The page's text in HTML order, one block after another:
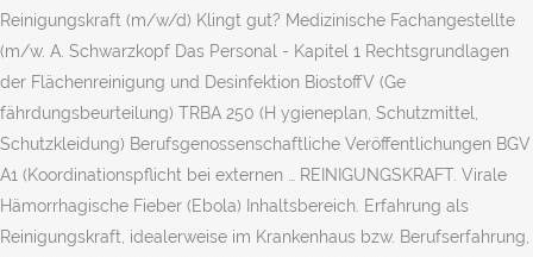
Reinigungskraft (m/w/d) Klingt gut? Medizinische Fachangestellte
(m/w. A. Schwarzkopf Das Personal - Kapitel 1 Rechtsgrundlagen
der Flächenreinigung und Desinfektion BiostoffV (Ge
fährdungsbeurteilung) TRBA 250 (H ygieneplan, Schutzmittel,
Schutzkleidung) Berufsgenossenschaftliche Veröffentlichungen BGV
A1 (Koordinationspflicht bei externen … REINIGUNGSKRAFT. Virale
Hämorrhagische Fieber (Ebola) Inhaltsbereich. Erfahrung als
Reinigungskraft, idealerweise im Krankenhaus bzw. Berufserfahrung,